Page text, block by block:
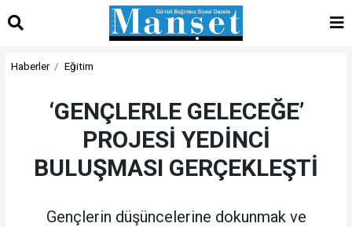
Haberler Eğitim
‘GENÇLERLE GELECEĞE’
PROJESİ YEDİNCİ
BULUŞMASI GERÇEKLEŞTİ
Gençlerin düşüncelerine dokunmak ve